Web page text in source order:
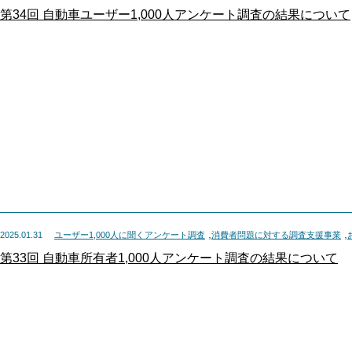
第34回 自動車ユーザー1,000人アンケート調査の結果について
2025.01.31 ユーザー1,000人に聞くアンケート調査 消費者問題に対する調査支援事業
第33回 自動車所有者1,000人アンケート調査の結果について